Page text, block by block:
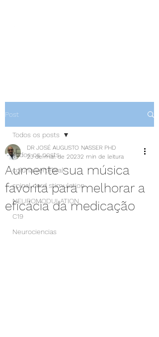
Post
Todos os posts
coluna vertebral
spinal cord stimulation
NEUROMODULATION
C19
Neurociencias
Todos os posts
Aumente sua música
favorita para melhorar a
eficácia da medicação
DR JOSÉ AUGUSTO NASSER PHD
23 de mar. de 20232 min de leitura